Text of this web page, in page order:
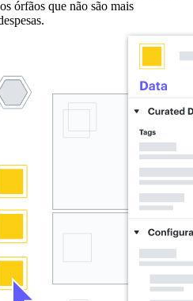
órfãos que não são mais